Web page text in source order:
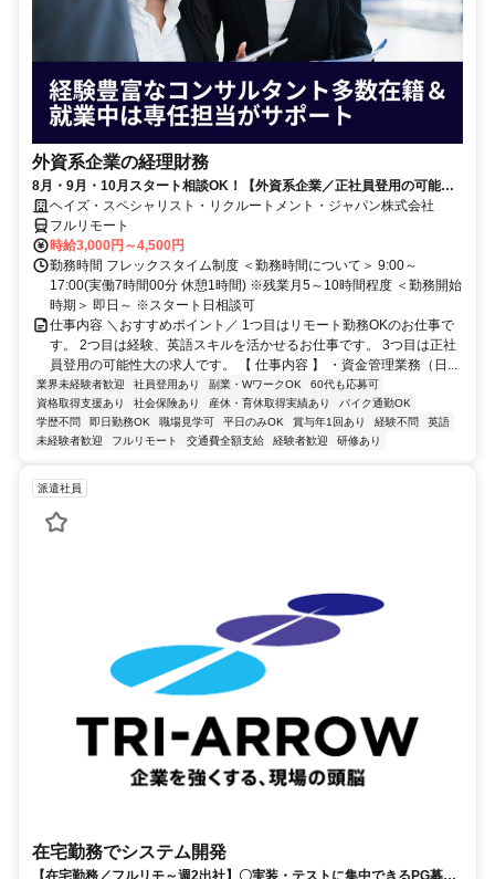
外資系企業の経理財務
8月・9月・10月スタート相談OK！【外資系企業／正社員登用の可能性
大／700万～800万／リモート勤務OK】経理財務
ヘイズ・スペシャリスト・リクルートメント・ジャパン株式会社
フルリモート
時給3,000円～4,500円
勤務時間 フレックスタイム制度 ＜勤務時間について＞ 9:00～
17:00(実働7時間00分 休憩1時間) ※残業月5～10時間程度 ＜勤務開始
時期＞ 即日～ ※スタート日相談可
仕事内容 ＼おすすめポイント／ 1つ目はリモート勤務OKのお仕事で
す。 2つ目は経験、英語スキルを活かせるお仕事です。 3つ目は正社
員登用の可能性大の求人です。 【 仕事内容 】 ・資金管理業務（日...
業界未経験者歓迎 社員登用あり 副業・WワークOK
60代も応募可
資格取得支援あり
社会保険あり 産休・育休取得実績あり
バイク通勤OK
学歴不問
即日勤務OK 職場見学可 平日のみOK 賞与年1回あり 経験不問
英語
未経験者歓迎
フルリモート 交通費全額支給 経験者歓迎 研修あり
派遣社員
在宅勤務でシステム開発
【在宅勤務／フルリモ～週2出社】〇実装・テストに集中できるPG募集